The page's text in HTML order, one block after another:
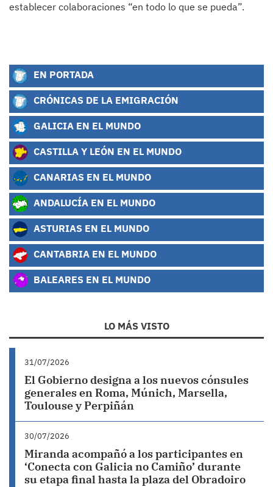
establecer colaboraciones “en todo lo que se pueda”.
EN PORTADA
CRÓNICAS DE LA EMIGRACIÓN
GALICIA EN EL MUNDO
CASTILLA Y LEÓN EN EL MUNDO
CANARIAS EN EL MUNDO
ANDALUCÍA EN EL MUNDO
ASTURIAS EN EL MUNDO
CANTABRIA EN EL MUNDO
BALEARES EN EL MUNDO
LO MÁS VISTO
31/07/2026
El Gobierno designa a los nuevos cónsules
generales en Roma, Múnich, Marsella,
Toulouse y Perpiñán
30/07/2026
Miranda acompañó a los participantes en
‘Conecta con Galicia no Camiño’ durante
su etapa final hasta la plaza del Obradoiro